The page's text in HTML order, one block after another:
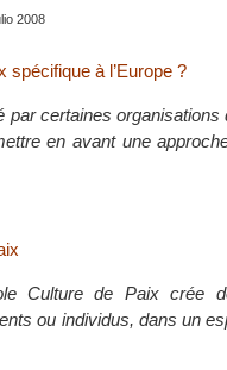
2008
spécifique à l’Europe ?
par certaines
en avant une
Culture de Paix crée
ou individus, dans un